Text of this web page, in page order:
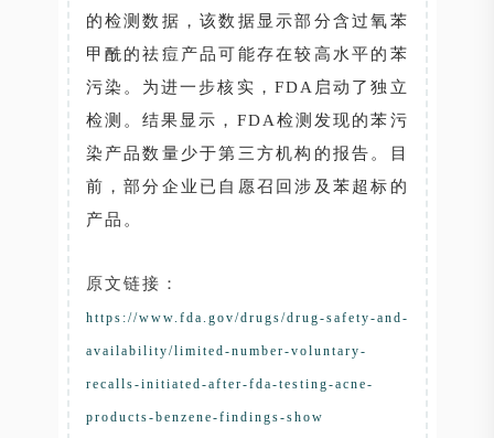
的检测数据，该数据显示部分含过氧苯
甲酰的祛痘产品可能存在较高水平的苯
污染。为进一步核实，FDA启动了独立
检测。结果显示，FDA检测发现的苯污
染产品数量少于第三方机构的报告。目
前，部分企业已自愿召回涉及苯超标的
产品。
原文链接：
https://www.fda.gov/drugs/drug-safety-and-
availability/limited-number-voluntary-
recalls-initiated-after-fda-testing-acne-
products-benzene-findings-show